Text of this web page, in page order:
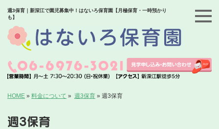
週3保育｜新深江で園児募集中！はないろ保育園【月極保育・一時預かり
も】
HOME » 料金について » 週3保育 » 週3保育
週3保育